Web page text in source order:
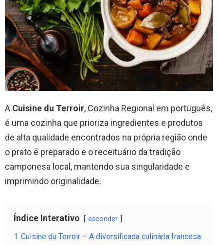
A Cuisine du Terroir, Cozinha Regional em português,
é uma cozinha que prioriza ingredientes e produtos
de alta qualidade encontrados na própria região onde
o prato é preparado e o receituário da tradição
camponesa local, mantendo sua singularidade e
imprimindo originalidade.
Índice Interativo esconder
1 Cuisine du Terroir – A diversificada culinária francesa